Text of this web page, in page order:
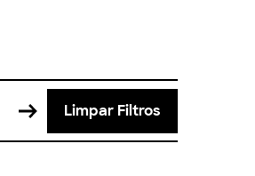
Limpar Filtros